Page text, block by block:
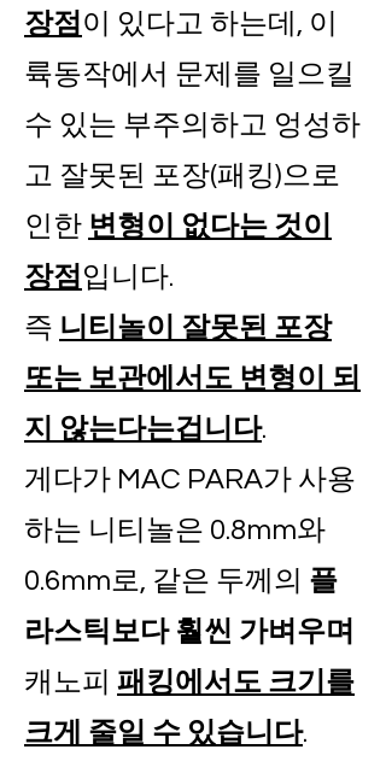
장점 이 있다고 하는데, 이
륙동작에서 문제를 일으킬
수 있는 부주의하고 엉성하
고 잘못된 포장(패킹)으로
인한 변형이 없다는 것이
장점 입니다.
즉 니티놀이 잘못된 포장
또는 보관에서도 변형이 되
지 않는다는겁니다.
게다가 MAC PARA가 사용
하는 니티놀은 0.8mm와
0.6mm로, 같은 두께의 플
라스틱보다 훨씬 가벼우며
캐노피 패킹에서도 크기를
크게 줄일 수 있습니다.